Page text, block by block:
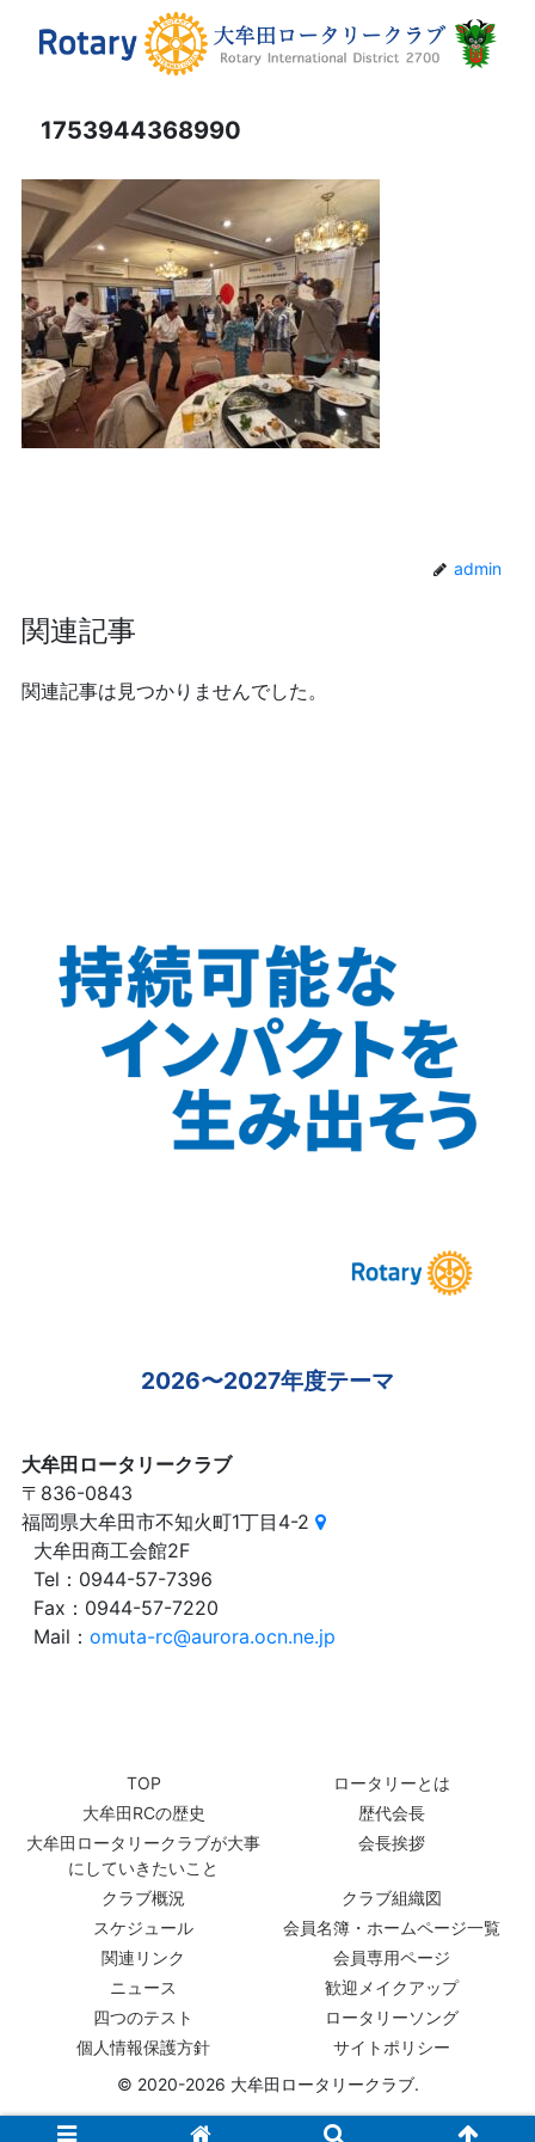
1753944368990
admin
関連記事
関連記事は見つかりませんでした。
2026〜2027年度テーマ
大牟田ロータリークラブ
〒836-0843
福岡県大牟田市不知火町1丁目4-2
大牟田商工会館2F
Tel：0944-57-7396
Fax：0944-57-7220
Mail：omuta-rc@aurora.ocn.ne.jp
TOP
ロータリーとは
大牟田RCの歴史
歴代会長
大牟田ロータリークラブが大事
にしていきたいこと
会長挨拶
クラブ概況
クラブ組織図
スケジュール
会員名簿・ホームページ一覧
関連リンク
会員専用ページ
ニュース
歓迎メイクアップ
四つのテスト
ロータリーソング
個人情報保護方針
サイトポリシー
© 2020-2026 大牟田ロータリークラブ.